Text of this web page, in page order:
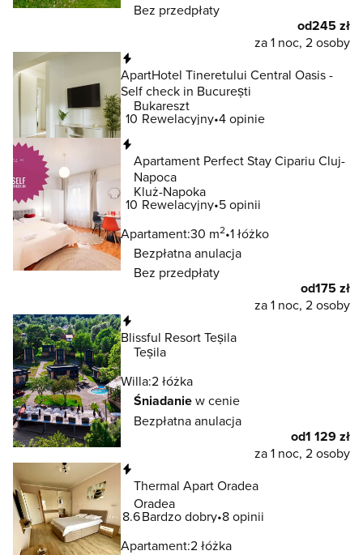
Bez przedpłaty
od245 zł
za 1 noc, 2 osoby
ApartHotel Tineretului Central Oasis -
Self check in București
Bukareszt
10 Rewelacyjny 4 opinie
Apartament Perfect Stay Cipariu Cluj-
Napoca
Kluż-Napoka
10 Rewelacyjny 5 opinii
Apartament:30 m2 1 łóżko
Bezpłatna anulacja
Bez przedpłaty
od175 zł
za 1 noc, 2 osoby
Blissful Resort Teșila
Teșila
Willa:2 łóżka
Śniadaniew cenie
Bezpłatna anulacja
od1 129 zł
za 1 noc, 2 osoby
Thermal Apart Oradea
Oradea
8.6Bardzo dobry 8 opinii
Apartament:2 łóżka